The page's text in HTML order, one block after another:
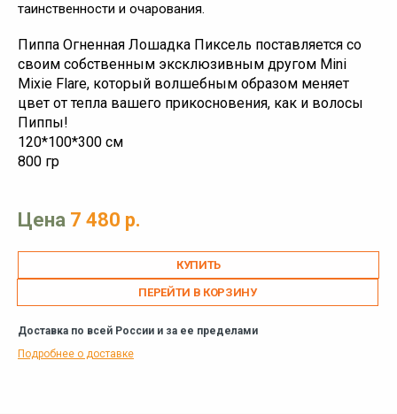
таинственности и очарования.
Пиппа Огненная Лошадка Пиксель поставляется со
своим собственным эксклюзивным другом Mini
Mixie Flare, который волшебным образом меняет
цвет от тепла вашего прикосновения, как и волосы
Пиппы!
120*100*300 см
800 гр
Цена 7 480 р.
ПЕРЕЙТИ В КОРЗИНУ
Доставка по всей России и за ее пределами
Подробнее о доставке